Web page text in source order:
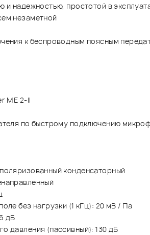
и надежностью, простотой в
незаметной
к беспроводным поясным
ME 2-II
по быстрому подключению
конденсаторный
без нагрузки (1 кГц): 20 мВ / Па
дБ
давления (пассивный): 130 дБ